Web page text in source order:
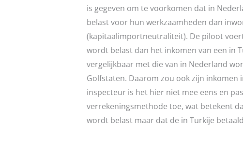
is gegeven om te voorkomen dat in
belast voor hun werkzaamheden dan
(kapitaalimportneutraliteit). De piloot
wordt belast dan het inkomen van een in
vergelijkbaar met die van in Nederland
Golfstaten. Daarom zou ook zijn
inspecteur is het hier niet mee eens en
verrekeningsmethode toe, wat betekent
wordt belast maar dat de in Turkije